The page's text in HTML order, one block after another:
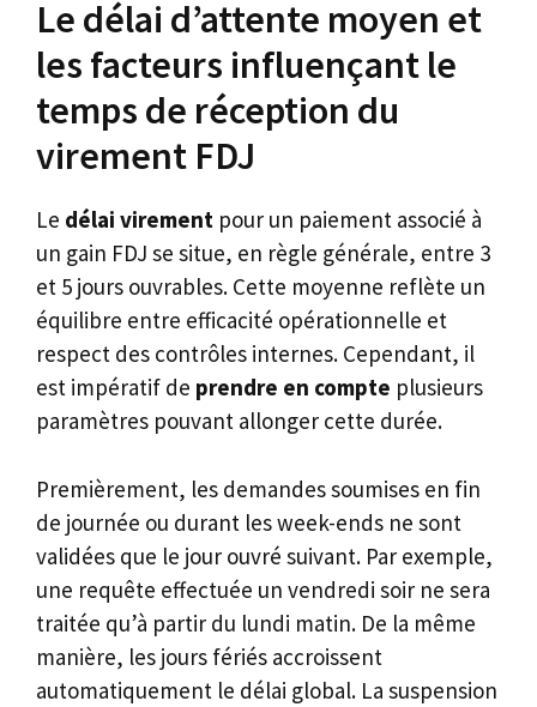
Le délai d’attente moyen et
les facteurs influençant le
temps de réception du
virement FDJ
Le délai virement pour un paiement associé à
un gain FDJ se situe, en règle générale, entre 3
et 5 jours ouvrables. Cette moyenne reflète un
équilibre entre efficacité opérationnelle et
respect des contrôles internes. Cependant, il
est impératif de prendre en compte plusieurs
paramètres pouvant allonger cette durée.
Premièrement, les demandes soumises en fin
de journée ou durant les week-ends ne sont
validées que le jour ouvré suivant. Par exemple,
une requête effectuée un vendredi soir ne sera
traitée qu’à partir du lundi matin. De la même
manière, les jours fériés accroissent
automatiquement le délai global. La suspension